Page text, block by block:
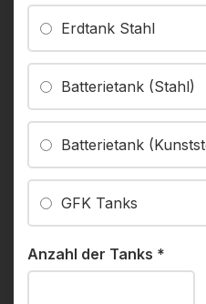
Erdtank Stahl
Batterietank (Stahl)
Batterietank
GFK Tanks
Anzahl der Tanks *